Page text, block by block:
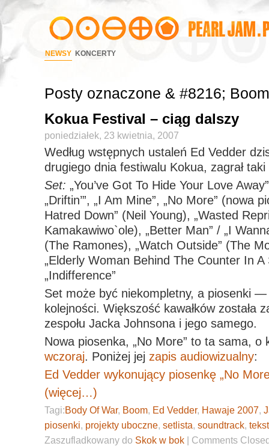
NEWSY KONCERTY
Posty oznaczone & #8216;
Kokua Festival – ciąg dalszy
poniedziałek, 23 kwietnia, 2007
Według wstępnych ustaleń Ed Vedder
drugiego dnia festiwalu Kokua, zagrał
Set: „You’ve Got To Hide Your Love
„Driftin’”, „I Am Mine”, „No More” (nowa
Hatred Down” (Neil Young), „Wasted
Kamakawiwo`ole), „Better Man” / „I
(The Ramones), „Watch Outside” (The
„Elderly Woman Behind The Counter In A
„Indifference”
Set może być niekompletny, a piosenki —
kolejności. Większość kawałków została
zespołu Jacka Johnsona i jego samego.
Nowa piosenka, „No More” to ta sama, o
wczoraj . Poniżej jej zapis audiowizualny:
Ed Vedder wykonujący piosenkę „No
(więcej…)
Tagi:Body Of War, Boom, Ed Vedder, Hawaje 2007,
piosenki, projekty uboczne, setlista, soundtrack, tekst
Zaszufladkowany do Skok w bok| Comments